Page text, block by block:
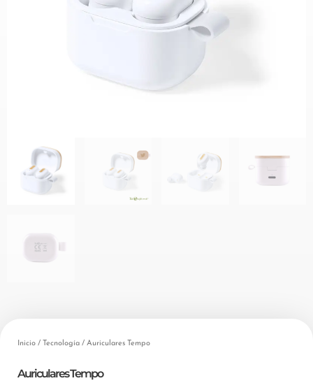
Inicio / Tecnología / Auriculares Tempo
Auriculares Tempo